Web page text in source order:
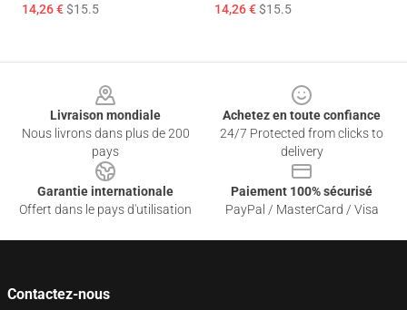
14,26 €$15.5 14,26 €$15.5
Livraison mondiale
Nous livrons dans plus de 200
pays
Achetez en toute confiance
24/7 Protected from clicks to
delivery
Garantie internationale
Offert dans le pays d'utilisation
Paiement 100% sécurisé
PayPal / MasterCard / Visa
Contactez-nous